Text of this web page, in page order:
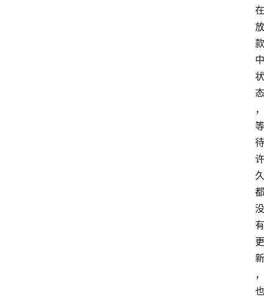
在
放
款
中
状
态
，
等
待
许
久
都
没
有
更
新
，
也